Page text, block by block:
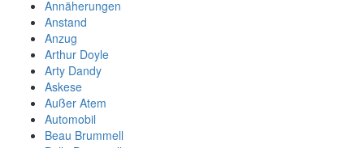
Annäherungen
Anstand
Anzug
Arthur Doyle
Arty Dandy
Askese
Außer Atem
Automobil
Beau Brummell